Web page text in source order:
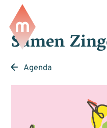
Samen
Agenda